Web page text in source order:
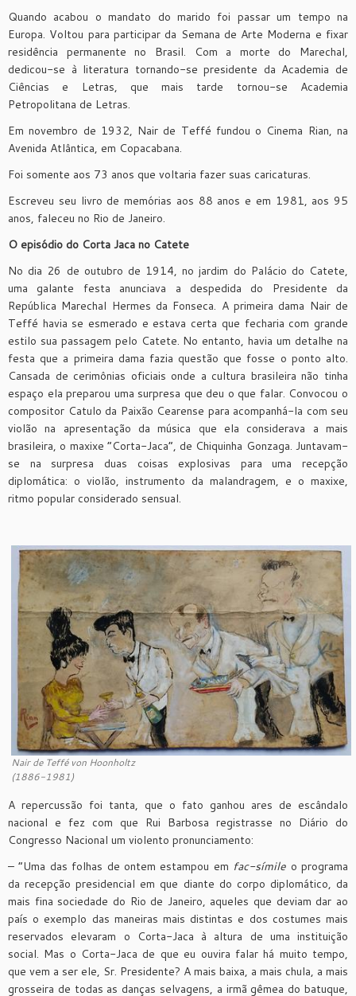
Quando acabou o mandato do marido foi passar um tempo na
Europa. Voltou para participar da Semana de Arte Moderna e fixar
residência permanente no Brasil. Com a morte do Marechal,
dedicou-se à literatura tornando-se presidente da Academia de
Ciências e Letras, que mais tarde tornou-se Academia
Petropolitana de Letras.
Em novembro de 1932, Nair de Teffé fundou o Cinema Rian, na
Avenida Atlântica, em Copacabana.
Foi somente aos 73 anos que voltaria fazer suas caricaturas.
Escreveu seu livro de memórias aos 88 anos e em 1981, aos 95
anos, faleceu no Rio de Janeiro.
O episódio do Corta Jaca no Catete
No dia 26 de outubro de 1914, no jardim do Palácio do Catete,
uma galante festa anunciava a despedida do Presidente da
República Marechal Hermes da Fonseca. A primeira dama Nair de
Teffé havia se esmerado e estava certa que fecharia com grande
estilo sua passagem pelo Catete. No entanto, havia um detalhe na
festa que a primeira dama fazia questão que fosse o ponto alto.
Cansada de cerimônias oficiais onde a cultura brasileira não tinha
espaço ela preparou uma surpresa que deu o que falar. Convocou o
compositor Catulo da Paixão Cearense para acompanhá-la com seu
violão na apresentação da música que ela considerava a mais
brasileira, o maxixe “Corta-Jaca”, de Chiquinha Gonzaga. Juntavam-
se na surpresa duas coisas explosivas para uma recepção
diplomática: o violão, instrumento da malandragem, e o maxixe,
ritmo popular considerado sensual.
Nair de Teffé von Hoonholtz
(1886-1981)
A repercussão foi tanta, que o fato ganhou ares de escândalo
nacional e fez com que Rui Barbosa registrasse no Diário do
Congresso Nacional um violento pronunciamento:
– “Uma das folhas de ontem estampou em fac-símile o programa
da recepção presidencial em que diante do corpo diplomático, da
mais fina sociedade do Rio de Janeiro, aqueles que deviam dar ao
país o exemplo das maneiras mais distintas e dos costumes mais
reservados elevaram o Corta-Jaca à altura de uma instituição
social. Mas o Corta-Jaca de que eu ouvira falar há muito tempo,
que vem a ser ele, Sr. Presidente? A mais baixa, a mais chula, a mais
grosseira de todas as danças selvagens, a irmã gêmea do batuque,